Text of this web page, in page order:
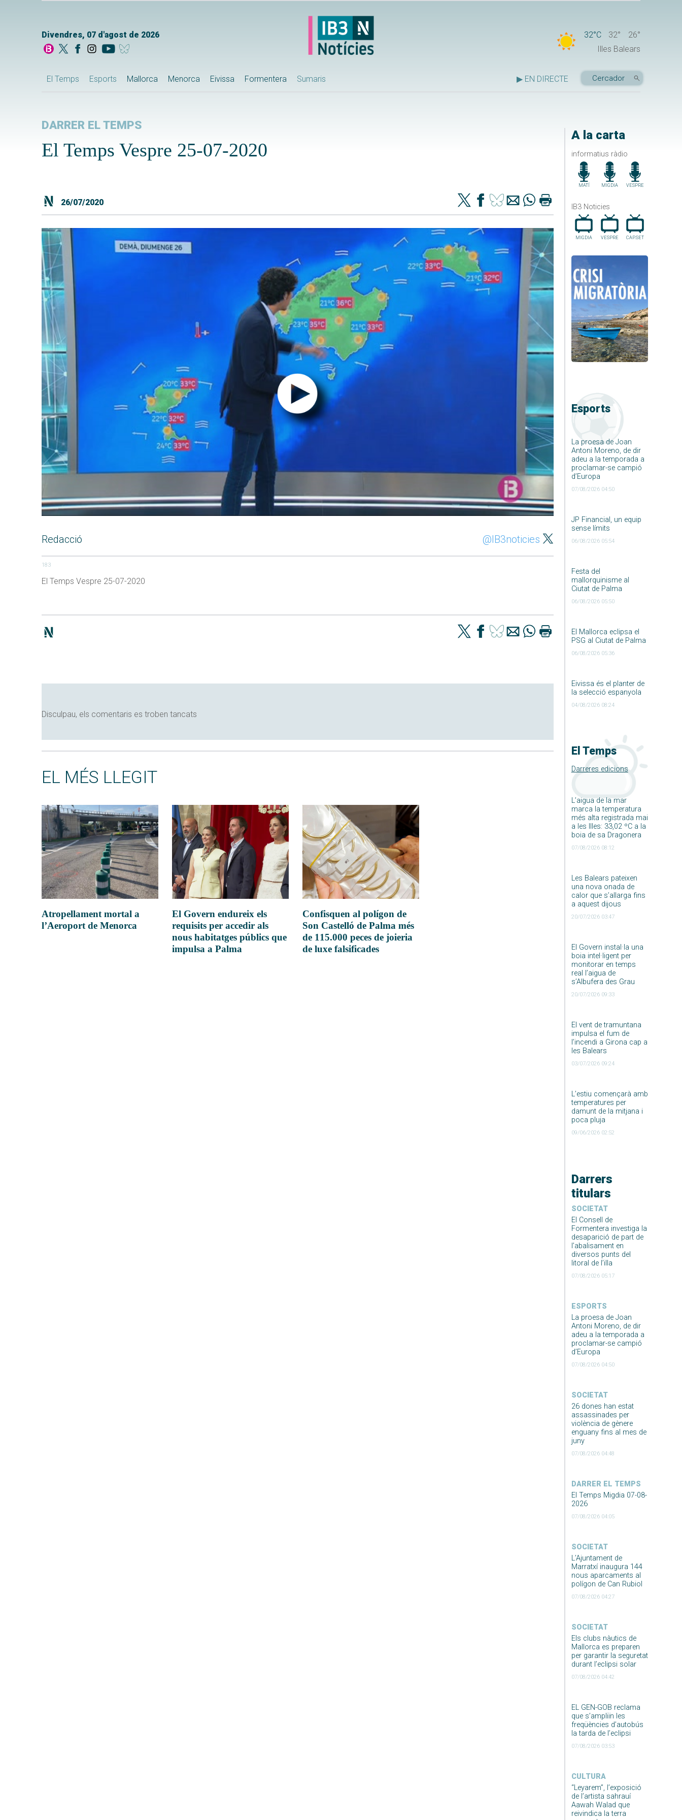
Divendres, 07 d'agost de 2026 32°C 32°
26°
Illes Balears
El Temps Esports Mallorca Menorca Eivissa Formentera Sumaris ▶ EN DIRECTE
A la carta
informatius ràdio
MATÍ MIGDIA VESPRE
IB3 Noticies
MIGDIA VESPRE CAP.SET
Esports
La proesa de Joan
Antoni Moreno, de dir
adeu a la temporada a
proclamar-se campió
d’Europa
07/08/2026 04:50
JP Financial, un equip
sense límits
06/08/2026 05:54
Festa del
mallorquinisme al
Ciutat de Palma
06/08/2026 05:50
El Mallorca eclipsa el
PSG al Ciutat de Palma
06/08/2026 05:36
Eivissa és el planter de
la selecció espanyola
04/08/2026 08:24
El Temps
Darreres edicions
L’aigua de la mar
marca la temperatura
més alta registrada mai
a les Illes: 33,02 ºC a la
boia de sa Dragonera
07/08/2026 08:12
Les Balears pateixen
una nova onada de
calor que s’allarga fins
a aquest dijous
20/07/2026 03:47
El Govern instal·la una
boia intel·ligent per
monitorar en temps
real l’aigua de
s’Albufera des Grau
20/07/2026 09:33
El vent de tramuntana
impulsa el fum de
l’incendi a Girona cap a
les Balears
03/07/2026 09:24
L’estiu començarà amb
temperatures per
damunt de la mitjana i
poca pluja
09/06/2026 02:52
Darrers
titulars
SOCIETAT
El Consell de
Formentera investiga la
desaparició de part de
l’abalisament en
diversos punts del
litoral de l’illa
07/08/2026 05:17
ESPORTS
La proesa de Joan
Antoni Moreno, de dir
adeu a la temporada a
proclamar-se campió
d’Europa
07/08/2026 04:50
SOCIETAT
26 dones han estat
assassinades per
violència de gènere
enguany fins al mes de
juny
07/08/2026 04:48
DARRER EL TEMPS
El Temps Migdia 07-08-
2026
07/08/2026 04:05
SOCIETAT
L’Ajuntament de
Marratxí inaugura 144
nous aparcaments al
polígon de Can Rubiol
07/08/2026 04:27
SOCIETAT
Els clubs nàutics de
Mallorca es preparen
per garantir la seguretat
durant l’eclipsi solar
07/08/2026 04:42
EL GEN-GOB reclama
que s’ampliïn les
freqüències d’autobús
la tarda de l’eclipsi
07/08/2026 03:53
CULTURA
“Leyarem”, l’exposició
de l’artista sahrauí
Aawah Walad que
reivindica la terra
DARRER EL TEMPS
El Temps Vespre 25-07-2020
26/07/2020
Redacció @IB3noticies
183
El Temps Vespre 25-07-2020
Disculpau, els comentaris es troben tancats
EL MÉS LLEGIT
Atropellament mortal a
l’Aeroport de Menorca
El Govern endureix els
requisits per accedir als
nous habitatges públics que
impulsa a Palma
Confisquen al polígon de
Son Castelló de Palma més
de 115.000 peces de joieria
de luxe falsificades